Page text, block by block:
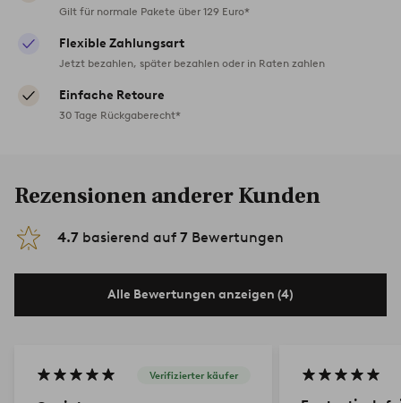
Gilt für normale Pakete über 129 Euro*
Flexible Zahlungsart
Jetzt bezahlen, später bezahlen oder in Raten zahlen
Einfache Retoure
30 Tage Rückgaberecht*
Rezensionen anderer Kunden
4.7 basierend auf 7 Bewertungen
Alle Bewertungen anzeigen (4)
Verifizierter käufer